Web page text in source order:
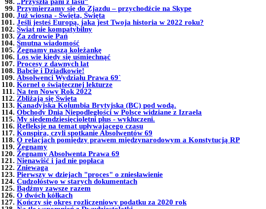
Przymierzamy się do Zjazdu – przychodźcie na Skype
Już wiosna - Święta, Święta
Jeśli jesteś Europą, jaka jest Twoja historia w 2022 roku?
Świat nie kompatybilny
Za zdrowie Pań
Smutna wiadomość
Żegnamy naszą koleżankę
Los wie kiedy się uśmiechnąć
Procesy z dawnych lat
Babcie i Dziadkowie!
Absolwenci Wydziału Prawa 69`
Kornel o świątecznej lekturze
Na ten Nowy Rok 2022
Zbliżają się Święta
Kanadyjska Kolumbia Brytyjska (BC) pod wodą.
Obchody Dnia Niepodległości w Polsce widziane z Izraela
My siedemdziesięcioletni plus - wykluczeni.
Refleksje na temat upływającego czasu
Konspira, czyli spotkanie Absolwentów 69
O relacjach pomiędzy prawem międzynarodowym a Konstytucją RP
Żegnamy
Żegnamy Absolwenta Prawa 69
Nienawiść i jad nie popłaca
Zniewaga
Pierwszy w dziejach "proces" o zniesławienie
Cudzołóstwo w starych dokumentach
Bądźmy zawsze razem
O dwóch kółkach
Kończy się okres rozliczeniowy podatku za 2020 rok